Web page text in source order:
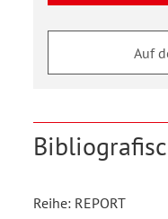
Auf
Reihe: REPORT